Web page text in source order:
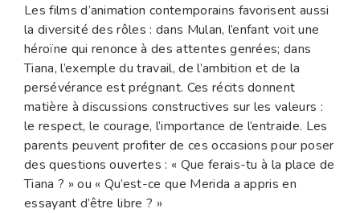
Les films d’animation contemporains favorisent aussi
la diversité des rôles : dans Mulan, l’enfant voit une
héroïne qui renonce à des attentes genrées; dans
Tiana, l’exemple du travail, de l’ambition et de la
persévérance est prégnant. Ces récits donnent
matière à discussions constructives sur les valeurs :
le respect, le courage, l’importance de l’entraide. Les
parents peuvent profiter de ces occasions pour poser
des questions ouvertes : « Que ferais-tu à la place de
Tiana ? » ou « Qu’est-ce que Merida a appris en
essayant d’être libre ? »